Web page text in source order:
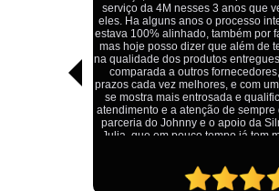
Estou extremamente satisfeito com
Eles forneceram uniformes
qualidade das camisetas é
impressão está impecável, e o
considerando a alta qualidade
atendimento foi ágil e atencioso,
entrega dos uniformes. Com
Camisetas para quem procura
ótimo custo-